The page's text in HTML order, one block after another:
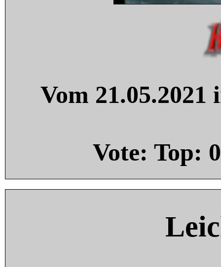
Vom
Vote: Top: 0